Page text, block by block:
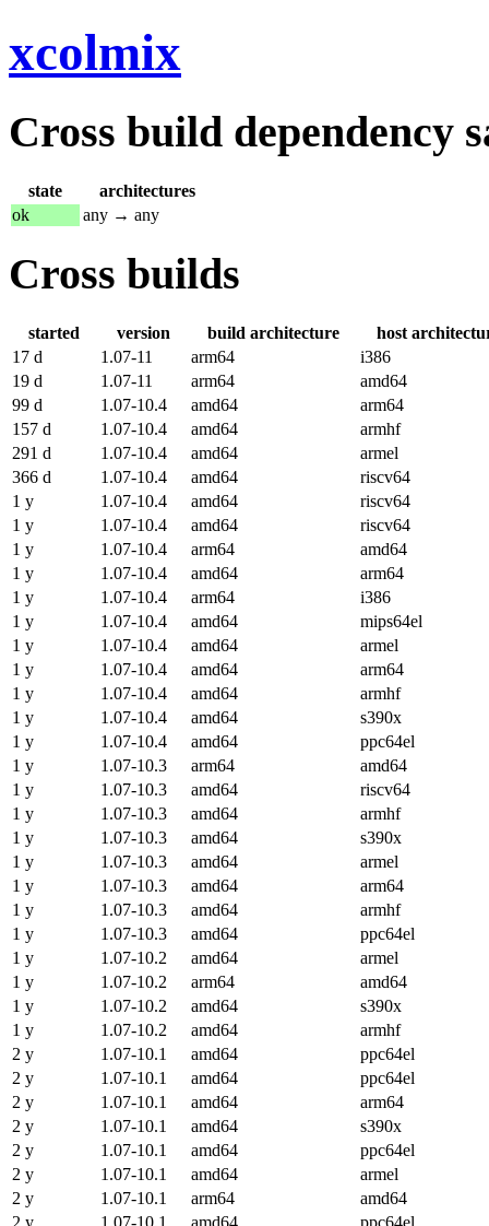
xcolmix
Cross build dependency
state
architectures
ok
any → any
Cross builds
started version build architecture
host
17 d
1.07-11 arm64
i386
19 d
1.07-11 arm64
amd64
99 d
1.07-10.4 amd64
arm64
157 d
1.07-10.4 amd64
armhf
291 d
1.07-10.4 amd64
armel
366 d
1.07-10.4 amd64
riscv64
1 y
1.07-10.4 amd64
riscv64
1 y
1.07-10.4 amd64
riscv64
1 y
1.07-10.4 arm64
amd64
1 y
1.07-10.4 amd64
arm64
1 y
1.07-10.4 arm64
i386
1 y
1.07-10.4 amd64
mips64el
1 y
1.07-10.4 amd64
armel
1 y
1.07-10.4 amd64
arm64
1 y
1.07-10.4 amd64
armhf
1 y
1.07-10.4 amd64
s390x
1 y
1.07-10.4 amd64
ppc64el
1 y
1.07-10.3 arm64
amd64
1 y
1.07-10.3 amd64
riscv64
1 y
1.07-10.3 amd64
armhf
1 y
1.07-10.3 amd64
s390x
1 y
1.07-10.3 amd64
armel
1 y
1.07-10.3 amd64
arm64
1 y
1.07-10.3 amd64
armhf
1 y
1.07-10.3 amd64
ppc64el
1 y
1.07-10.2 amd64
armel
1 y
1.07-10.2 arm64
amd64
1 y
1.07-10.2 amd64
s390x
1 y
1.07-10.2 amd64
armhf
2 y
1.07-10.1 amd64
ppc64el
2 y
1.07-10.1 amd64
ppc64el
2 y
1.07-10.1 amd64
arm64
2 y
1.07-10.1 amd64
s390x
2 y
1.07-10.1 amd64
ppc64el
2 y
1.07-10.1 amd64
armel
2 y
1.07-10.1 arm64
amd64
2 y
1.07-10.1 amd64
ppc64el